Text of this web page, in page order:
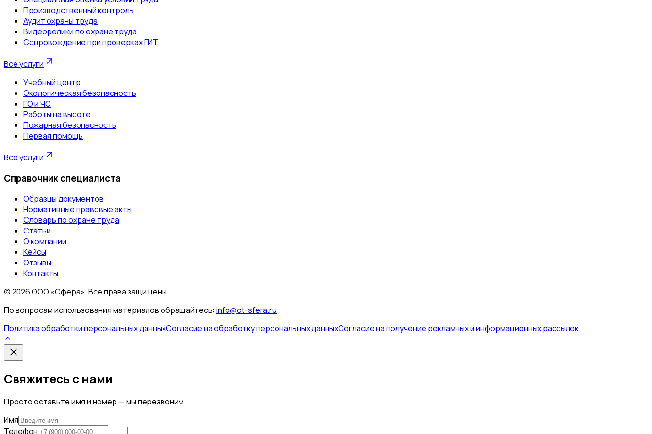
Производственный контроль
Аудит охраны труда
Видеоролики по охране труда
Сопровождение при проверках ГИТ
Все услуги
Учебный центр
Экологическая безопасность
ГО и ЧС
Работы на высоте
Пожарная безопасность
Первая помощь
Все услуги
Справочник специалиста
Образцы документов
Нормативные правовые акты
Словарь по охране труда
Статьи
О компании
Кейсы
Отзывы
Контакты
©2026ООО «Сфера». Все права защищены.
По вопросам использования материалов обращайтесь: info@ot-sfera.ru
Политика обработки персональных данныхСогласие на обработку персональных данныхСогласие на получение рекламных и информационных рассылок
Свяжитесь с нами
Просто оставьте имя и номер — мы перезвоним.
Имя
Телефон